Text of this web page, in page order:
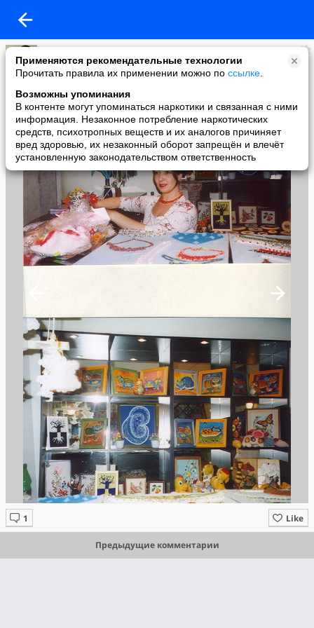
Применяются рекомендательные технологии
Прочитать правила их применении можно по ссылке
Возможны упоминания
В контенте могут упоминаться наркотики и связанная с ними
информация. Незаконное потребление наркотических
средств, психотропных веществ и их аналогов причиняет
вред здоровью, их незаконный оборот запрещён и влечёт
установленную законодательством ответственность
Аллевтина Жарикова
added a photo
22 Oct в 09:20
Like
Предыдущие комментарии